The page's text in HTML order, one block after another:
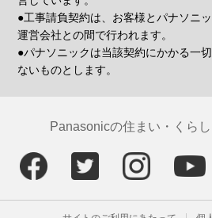
●工事請負契約は、お客様とパナソニ
運営会社との間で行われます。
●パナソニックは当該契約にかかる一
ないものとします。
Panasonicの住まい・くら